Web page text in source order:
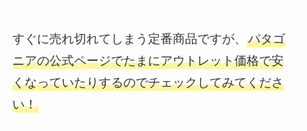
すぐに売れ切れてしまう定番商品ですが、 パタゴ
ニアの公式ページでたまにアウトレット価格で安
くなっていたりするのでチェックしてみてくださ
い！